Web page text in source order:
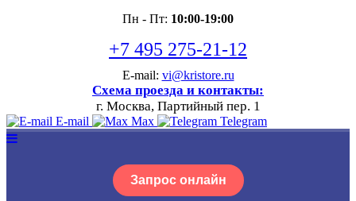
Пн - Пт: 10:00-19:00
+7 495 275-21-12
E-mail: vi@kristore.ru
Схема проезда и контакты:
г. Москва, Партийный пер. 1
E-mail Max Telegram
Запрос онлайн